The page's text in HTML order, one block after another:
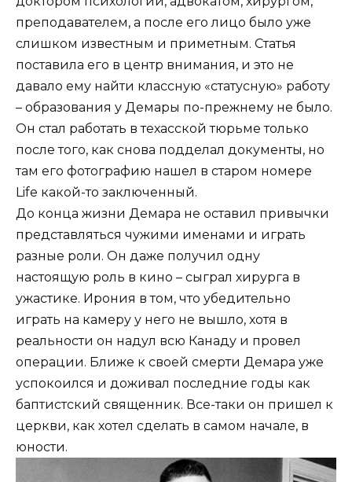
преподавателем, а после его лицо было уже
слишком известным и приметным. Статья
поставила его в центр внимания, и это не
давало ему найти классную «статусную» работу
– образования у Демары по-прежнему не было.
Он стал работать в техасской тюрьме только
после того, как снова подделал документы, но
там его фотографию нашел в старом номере
Life какой-то заключенный.
До конца жизни Демара не оставил привычки
представляться чужими именами и играть
разные роли. Он даже получил одну
настоящую роль в кино – сыграл хирурга в
ужастике. Ирония в том, что убедительно
играть на камеру у него не вышло, хотя в
реальности он надул всю Канаду и провел
операции. Ближе к своей смерти Демара уже
успокоился и доживал последние годы как
баптистский священник. Все-таки он пришел к
церкви, как хотел сделать в самом начале, в
юности.